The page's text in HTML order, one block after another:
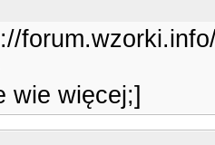
wie więcej;]